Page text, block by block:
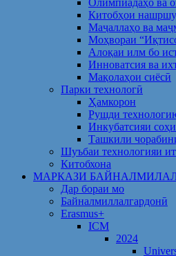
Олимпиадаҳо ва
Китобҳои
Маҷаллаҳо ва
Моҳвораи
Алоқаи илм бо
Инноватсия ва
Мақолаҳои сиёсӣ
Парки технологӣ
Ҳамкорон
Рушди
Инкубатсияи
Ташкили
Шуъбаи технологияи
Китобхона
МАРКАЗИ
Дар бораи мо
Байналмиллалгардонӣ
Erasmus+
ICM
2024